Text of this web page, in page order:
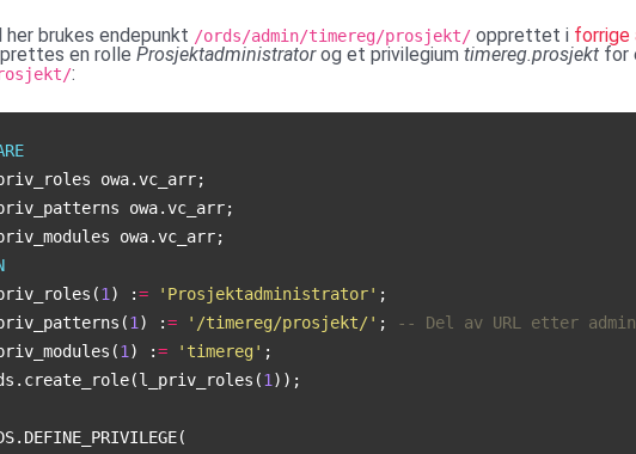
her brukes endepunkt /ords/admin/timereg/prosjekt/ opprettet i forrige
en rolle Prosjektadministratorog et privilegium timereg.prosjekt for
:
owa.vc_arr;
owa.vc_arr;
owa.vc_arr;
(1 ) := 'Prosjektadministrator' ;
(1 ) := '/timereg/prosjekt/' ;
(1 ) := 'timereg' ;
. create_role(l_priv_roles (1 ));
. DEFINE_PRIVILEGE(